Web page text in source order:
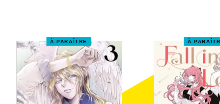
À PARAÎTRE À